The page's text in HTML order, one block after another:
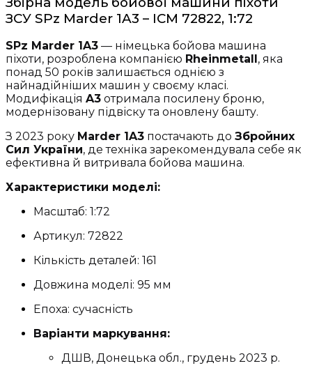
ЗСУ
(72822)
ЗСУ SPz Marder 1A3 – ICM 72822, 1:72
SPz Marder 1A3 — німецька бойова машина
піхоти, розроблена компанією Rheinmetall , яка
понад 50 років залишається однією з
найнадійніших машин у своєму класі.
Модифікація A3 отримала посилену броню,
модернізовану підвіску та оновлену башту.
З 2023 року Marder 1A3 постачають до Збройних
Сил України, де техніка зарекомендувала себе як
ефективна й витривала бойова машина.
Характеристики моделі:
Масштаб: 1:72
Артикул: 72822
Кількість деталей: 161
Довжина моделі: 95 мм
Епоха: сучасність
Варіанти маркування:
ДШВ, Донецька обл., грудень 2023 р.